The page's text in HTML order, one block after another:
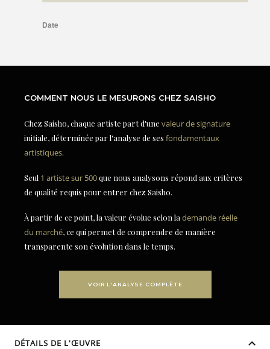
COMMENT NOUS LE MESURONS CHEZ SAISHO
Chez Saisho, chaque artiste part d'une valeur de signature
initiale, déterminée par l'analyse de ses fondamentaux
artistiques.
Seul 1 artiste sur 500que nous analysons répond aux critères
de qualité requis pour entrer chez Saisho.
À partir de ce point, la valeur évolue selon la demande réelle
du marché, ce qui permet de comprendre de manière
transparente son évolution dans le temps.
VOIR L'ANALYSE COMPLÈTE
DÉTAILS DE L'ŒUVRE